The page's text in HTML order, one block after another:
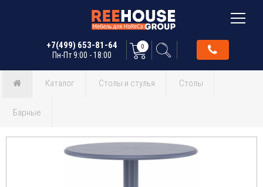
+7(499) 653-81-64
Пн-Пт 9:00 - 18:00
0
Каталог Столы и стулья Столы
Барные